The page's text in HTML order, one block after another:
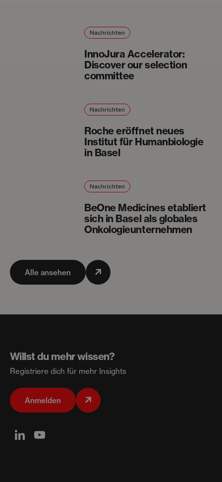
Alle ansehen
Nachrichten
InnoJura Accelerator:
Discover our selection
committee
Nachrichten
Roche eröffnet neues
Institut für Humanbiologie
in Basel
Nachrichten
BeOne Medicines etabliert
sich in Basel als globales
Onkologieunternehmen
Willst du mehr wissen?
Registriere dich für mehr Insights
Anmelden